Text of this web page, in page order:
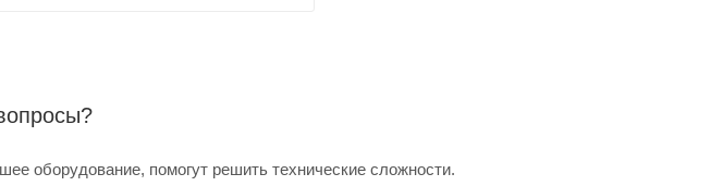
оборудование, помогут решить технические сложности.